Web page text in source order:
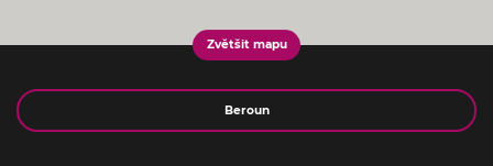
Zvětšit mapu
Jméno